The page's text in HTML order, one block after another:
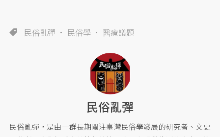
民俗亂彈 民俗學 醫療議題
民俗亂彈
民俗亂彈，是由一群長期關注臺灣民俗學發展的研究者、文史